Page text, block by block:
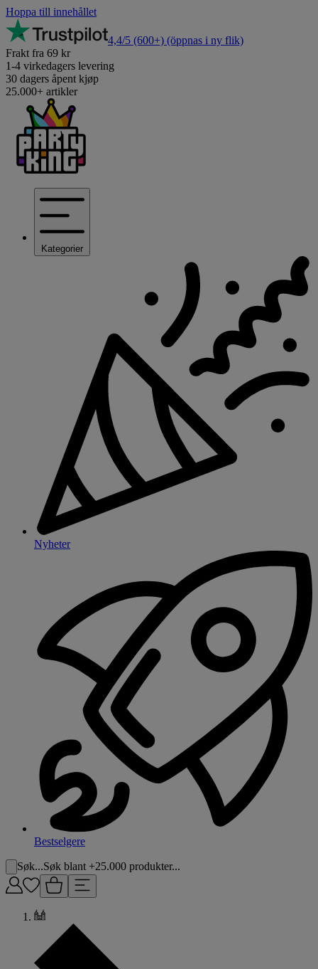
Hoppa till innehållet
4,4/5 (600+) (öppnas i ny flik)
Frakt fra 69 kr
1-4 virkedagers levering
30 dagers åpent kjøp
25.000+ artikler
Kategorier
Nyheter
Bestselgere
Søk...Søk blant +25.000 produkter...